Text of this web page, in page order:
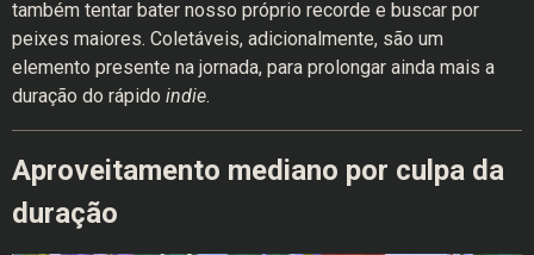
também tentar bater nosso próprio recorde e buscar por
peixes maiores. Coletáveis, adicionalmente, são um
elemento presente na jornada, para prolongar ainda mais a
duração do rápido indie.
Aproveitamento mediano por culpa da
duração